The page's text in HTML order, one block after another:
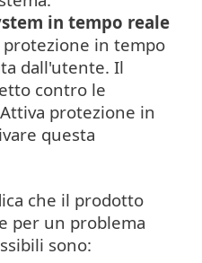
in tempo reale
protezione in tempo
dall'utente. Il
contro le
protezione in
questa
che il prodotto
per un problema
sono: